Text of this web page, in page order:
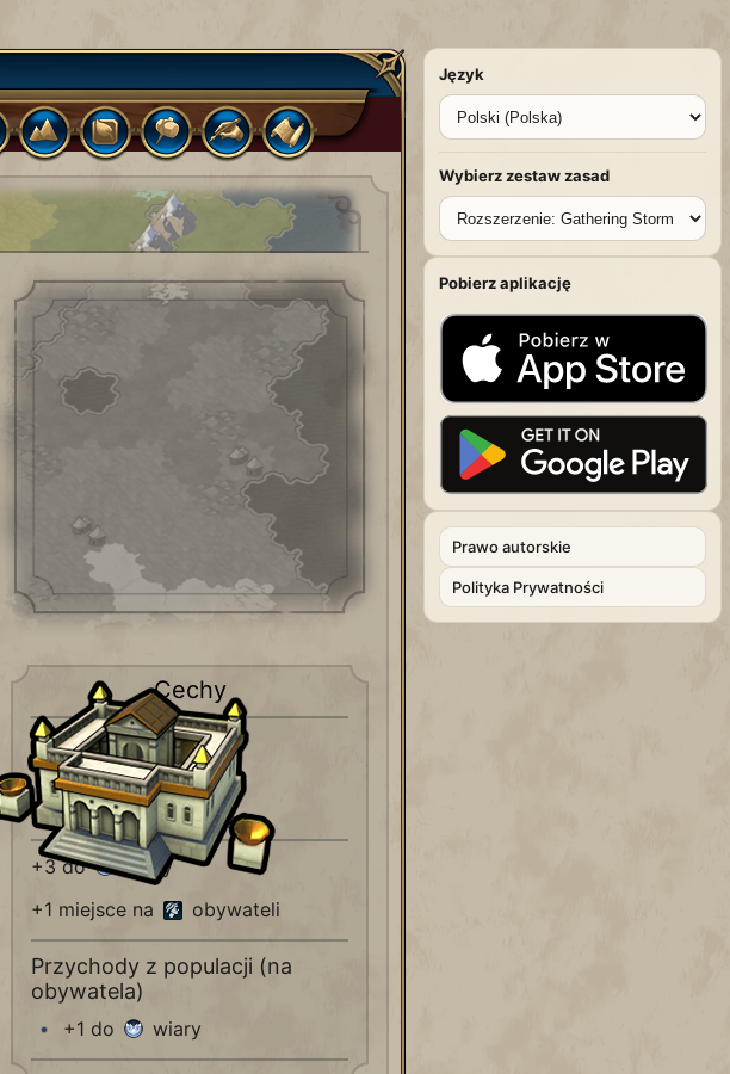
Cechy
Unikalne dla:
Dar-e mehr
+3 do
wiary
+1 miejsce na
obywateli
Przychody z populacji (na
obywatela)
+1 do wiary
Język
Wybierz zestaw zasad
Pobierz aplikację
Prawo autorskie
Polityka Prywatności